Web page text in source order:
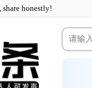
honestly!